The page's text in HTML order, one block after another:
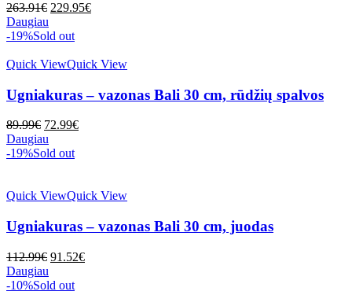
263.91€ Original
was:
229.95€Current
Daugiau
-19%Sold out
Quick ViewQuick View
Ugniakuras – vazonas Bali 30 cm, rūdžių spalvos
89.99€ Original
price
was:
72.99€Current
Daugiau
-19%Sold out
Quick ViewQuick View
Ugniakuras – vazonas Bali 30 cm, juodas
112.99€ Original
was:
91.52€Current
Daugiau
-10%Sold out